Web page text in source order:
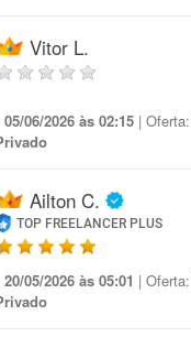
Vitor L.
05/06/2026 às 02:15 | Oferta:
Ailton C.
TOP FREELANCER PLUS
20/05/2026 às 05:01 | Oferta: